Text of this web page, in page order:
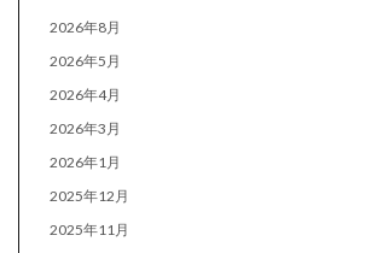
2026年8月
2026年5月
2026年4月
2026年3月
2026年1月
2025年12月
2025年11月